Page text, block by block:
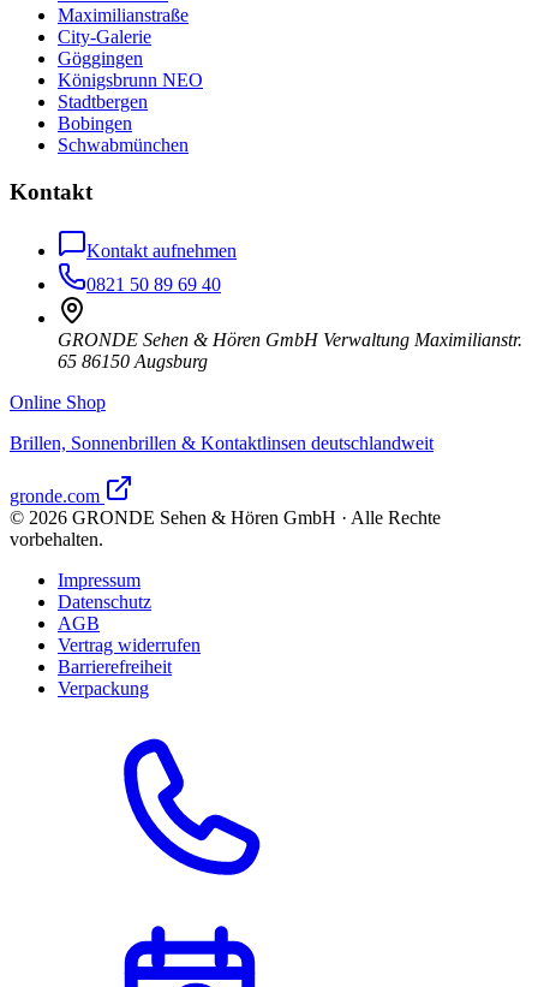
Maximilianstraße
City-Galerie
Göggingen
Königsbrunn NEO
Stadtbergen
Bobingen
Schwabmünchen
Kontakt
Kontakt aufnehmen
0821 50 89 69 40
GRONDE Sehen & Hören GmbH Verwaltung Maximilianstr.
65 86150 Augsburg
Online Shop
Brillen, Sonnenbrillen & Kontaktlinsen deutschlandweit
gronde.com
© 2026 GRONDE Sehen & Hören GmbH · Alle Rechte
vorbehalten.
Impressum
Datenschutz
AGB
Vertrag widerrufen
Barrierefreiheit
Verpackung